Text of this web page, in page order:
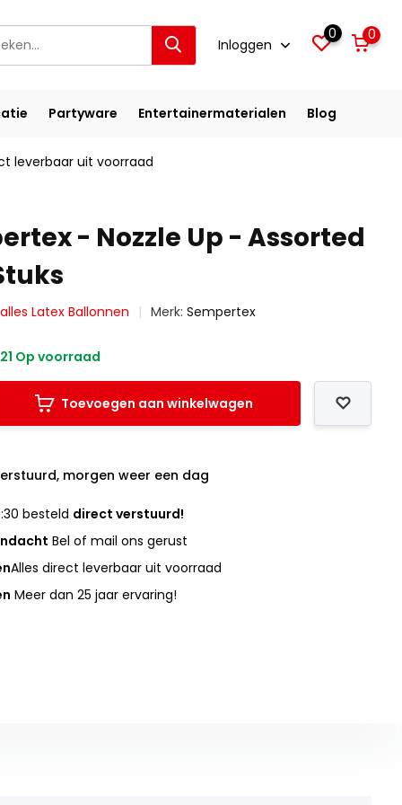
Inloggen
0 0
Partyware Entertainermaterialen Blog
leverbaar uit voorraad
- Nozzle Up - Assorted
Latex Ballonnen Merk:Sempertex
21 Op voorraad
Toevoegen aan winkelwagen
morgen weer een dag
besteld direct verstuurd!
Bel of mail ons gerust
Alles direct leverbaar uit voorraad
Meer dan 25 jaar ervaring!